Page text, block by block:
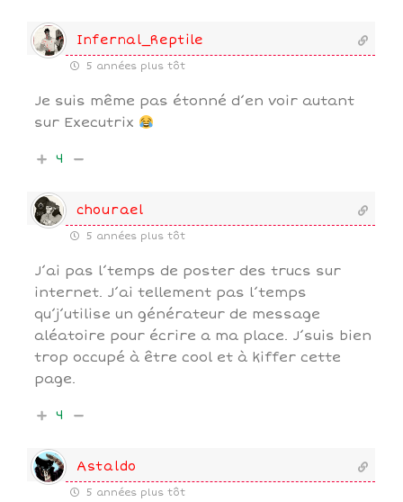
Infernal_Reptile
5 années plus tôt
Je suis même pas étonné d’en voir autant
sur Executrix
4
chourael
5 années plus tôt
J’ai pas l’temps de poster des trucs sur
internet. J’ai tellement pas l’temps
qu’j’utilise un générateur de message
aléatoire pour écrire a ma place. J’suis bien
trop occupé à être cool et à kiffer cette
page.
4
Astaldo
5 années plus tôt